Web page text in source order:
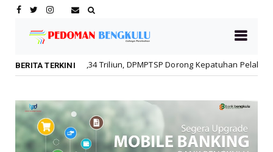
BERITA TERKINI
DPMPTSP Dorong Kepatuhan Pelaku Usaha Daerah